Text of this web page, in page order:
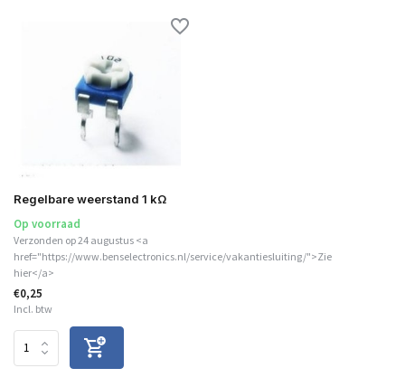
Regelbare weerstand 1 kΩ
Op voorraad
Verzonden op 24 augustus <a
href="https://www.benselectronics.nl/service/vakantiesluiting/">Zie
hier</a>
€0,25
Incl. btw